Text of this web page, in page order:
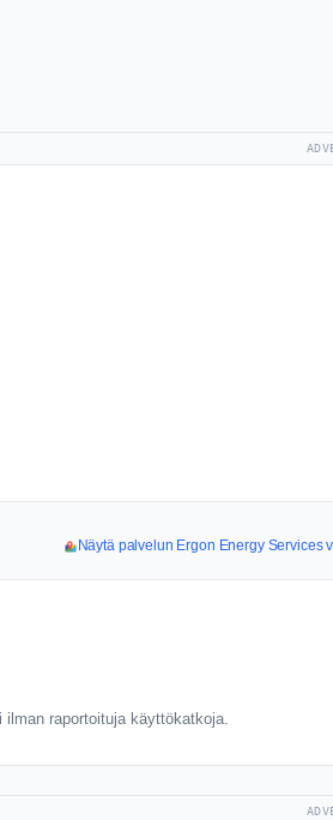
Näytä palvelun Ergon Energy Services
raportoituja käyttökatkoja.